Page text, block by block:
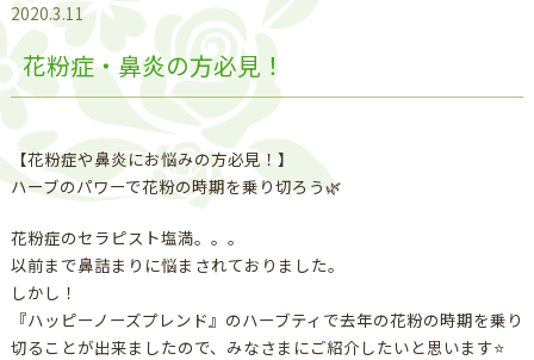
2020.3.11
花粉症・鼻炎の方必見！
【花粉症や鼻炎にお悩みの方必見！】
ハーブのパワーで花粉の時期を乗り切ろう🌿
花粉症のセラピスト塩満。。。
以前まで鼻詰まりに悩まされておりました。
しかし！
『ハッピーノーズプレンド』のハーブティで去年の花粉の時期を乗り
切ることが出来ましたので、みなさまにご紹介したいと思います⭐️